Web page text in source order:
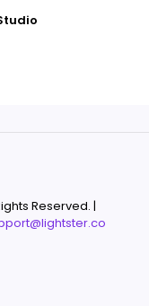
Reserved. |